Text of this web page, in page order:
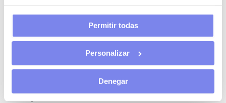
Permitir todas
Personalizar
Denegar
promover un estilo de vida saludable? Contáctanos
hoy en You Asesoría para una consulta personalizada.
Tu éxito es nuestro éxito.
Deja un comentario